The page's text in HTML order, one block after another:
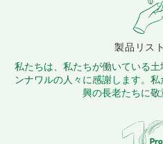
製品リス
私たちは、私たちが働いている
ンナワルの人々に感謝します。
興の長老たちに敬